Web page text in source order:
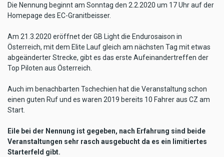
Die Nennung beginnt am Sonntag den 2.2.2020 um 17 Uhr auf der
Homepage des EC-Granitbeisser.
Am 21.3.2020 eröffnet der GB Light die Endurosaison in
Österreich, mit dem Elite Lauf gleich am nächsten Tag mit etwas
abgeänderter Strecke, gibt es das erste Aufeinandertreffen der
Top Piloten aus Österreich.
Auch im benachbarten Tschechien hat die Veranstaltung schon
einen guten Ruf und es waren 2019 bereits 10 Fahrer aus CZ am
Start.
Eile bei der Nennung ist gegeben, nach Erfahrung sind beide
Veranstaltungen sehr rasch ausgebucht da es ein limitiertes
Starterfeld gibt.